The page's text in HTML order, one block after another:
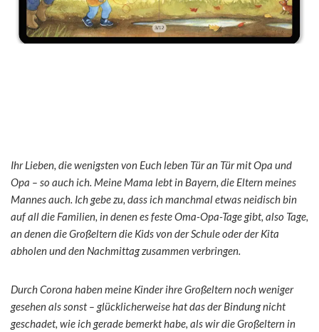
Ihr Lieben, die wenigsten von Euch leben Tür an Tür mit Opa und
Opa – so auch ich. Meine Mama lebt in Bayern, die Eltern meines
Mannes auch. Ich gebe zu, dass ich manchmal etwas neidisch bin
auf all die Familien, in denen es feste Oma-Opa-Tage gibt, also Tage,
an denen die Großeltern die Kids von der Schule oder der Kita
abholen und den Nachmittag zusammen verbringen.
Durch Corona haben meine Kinder ihre Großeltern noch weniger
gesehen als sonst – glücklicherweise hat das der Bindung nicht
geschadet, wie ich gerade bemerkt habe, als wir die Großeltern in